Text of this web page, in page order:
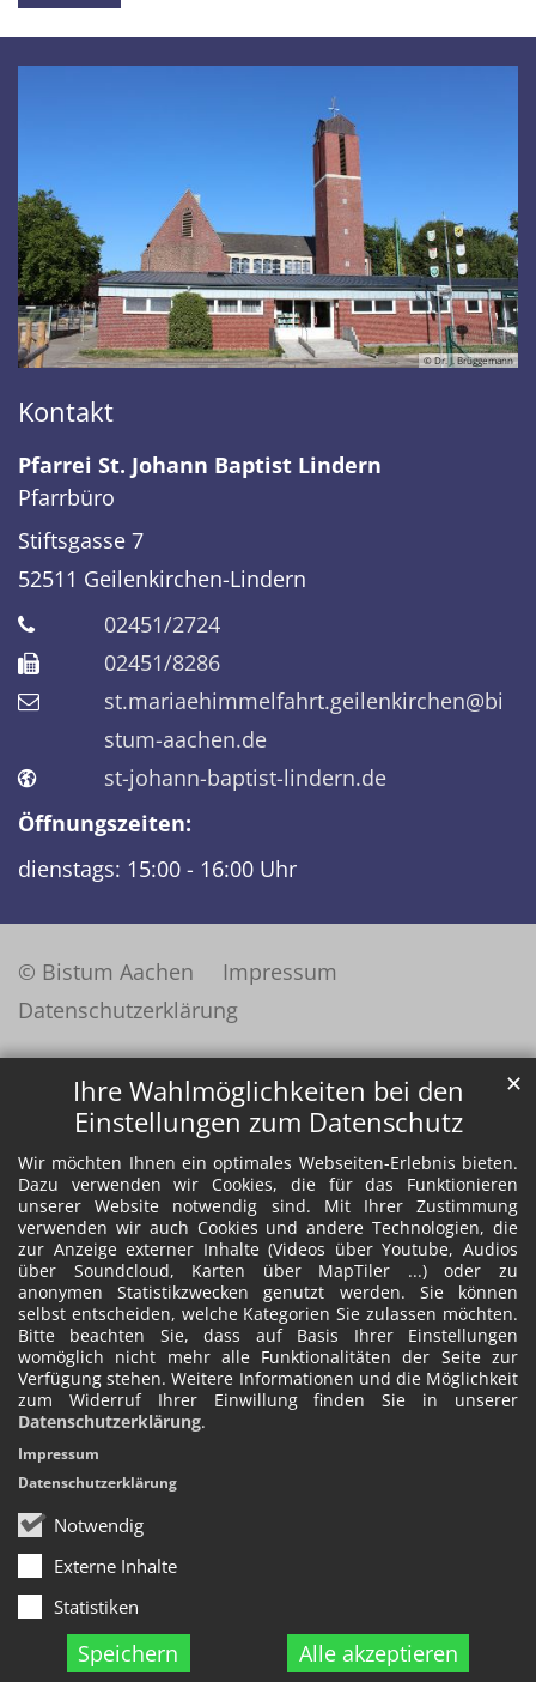
Ihre Wahlmöglichkeiten bei den
Einstellungen zum Datenschutz
Wir möchten Ihnen ein optimales Webseiten-Erlebnis bieten.
Dazu verwenden wir Cookies, die für das Funktionieren
unserer Website notwendig sind. Mit Ihrer Zustimmung
verwenden wir auch Cookies und andere Technologien, die
zur Anzeige externer Inhalte (Videos über Youtube, Audios
über Soundcloud, Karten über MapTiler ...) oder zu
anonymen Statistikzwecken genutzt werden. Sie können
selbst entscheiden, welche Kategorien Sie zulassen möchten.
Bitte beachten Sie, dass auf Basis Ihrer Einstellungen
womöglich nicht mehr alle Funktionalitäten der Seite zur
Verfügung stehen. Weitere Informationen und die Möglichkeit
zum Widerruf Ihrer Einwillung finden Sie in unserer
Datenschutzerklärung.
Notwendig
Externe Inhalte
Statistiken
Speichern Alle akzeptieren
✕
Impressum
Datenschutzerklärung
© Dr. J. Brüggemann
Kontakt
Pfarrei St. Johann Baptist Lindern
Pfarrbüro
Stiftsgasse 7
52511 Geilenkirchen-Lindern
02451/2724
02451/8286
st.mariaehimmelfahrt.geilenkirchen@bi
stum-aachen.de
st-johann-baptist-lindern.de
Öffnungszeiten:
dienstags: 15:00 - 16:00 Uhr
© Bistum Aachen
Impressum
Datenschutzerklärung